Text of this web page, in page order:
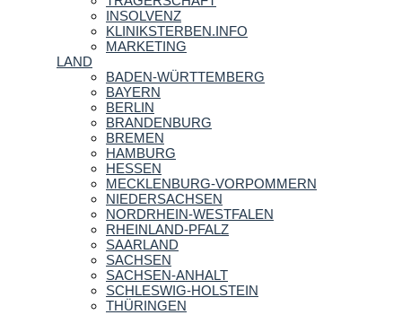
INSOLVENZ
KLINIKSTERBEN.INFO
MARKETING
LAND
BADEN-WÜRTTEMBERG
BAYERN
BERLIN
BRANDENBURG
BREMEN
HAMBURG
HESSEN
MECKLENBURG-VORPOMMERN
NIEDERSACHSEN
NORDRHEIN-WESTFALEN
RHEINLAND-PFALZ
SAARLAND
SACHSEN
SACHSEN-ANHALT
SCHLESWIG-HOLSTEIN
THÜRINGEN